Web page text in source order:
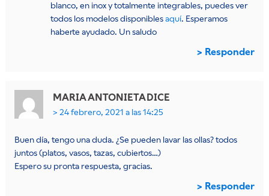
blanco, en inox y totalmente integrables, puedes ver
todos los modelos disponiblesaquí. Esperamos
haberte ayudado. Un saludo
Responder
MARIA ANTONIETADICE
24 febrero, 2021 a las 14:25
Buen día, tengo una duda. ¿Se pueden lavar las ollas? todos
juntos (platos, vasos, tazas, cubiertos…)
Espero su pronta respuesta, gracias.
Responder